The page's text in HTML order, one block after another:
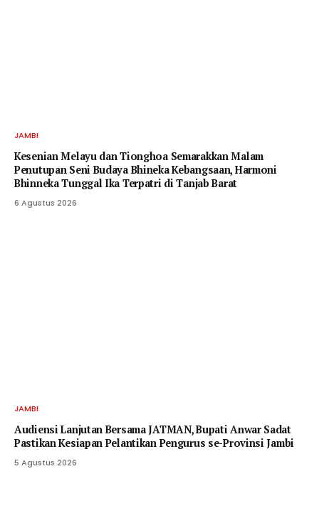
JAMBI
Kesenian Melayu dan Tionghoa Semarakkan Malam
Penutupan Seni Budaya Bhineka Kebangsaan, Harmoni
Bhinneka Tunggal Ika Terpatri di Tanjab Barat
6 Agustus 2026
JAMBI
Audiensi Lanjutan Bersama JATMAN, Bupati Anwar Sadat
Pastikan Kesiapan Pelantikan Pengurus se-Provinsi Jambi
5 Agustus 2026